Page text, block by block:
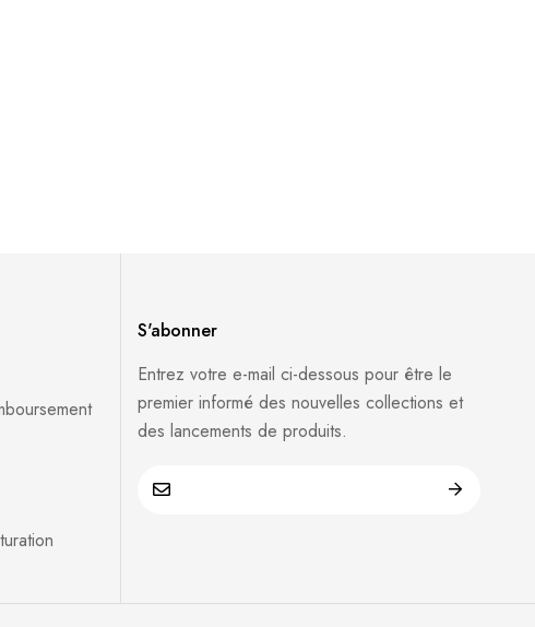
S'abonner
Entrez votre e-mail ci-dessous pour être le
premier informé des nouvelles collections et
des lancements de produits.